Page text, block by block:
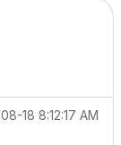
18 8:12:17 AM